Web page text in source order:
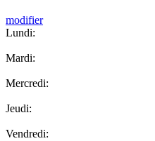
modifier
Lundi:
Mardi:
Mercredi:
Jeudi:
Vendredi: